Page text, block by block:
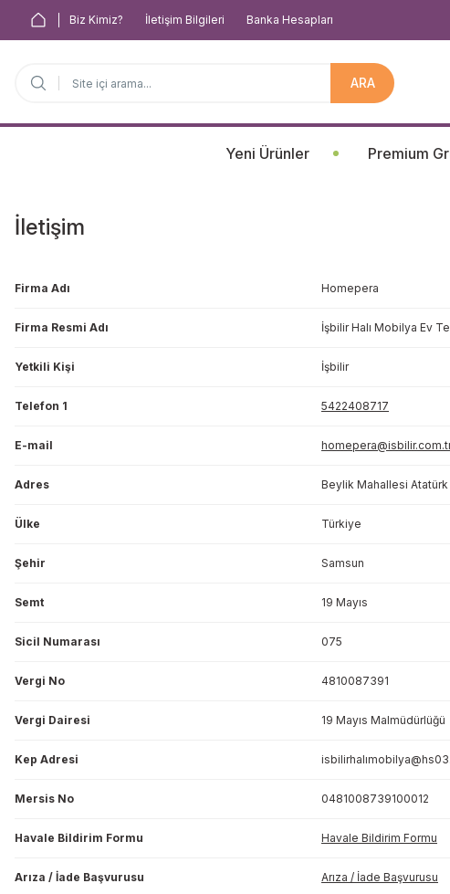
Biz Kimiz? İletişim Bilgileri Banka Hesapları
ARA
Yeni Ürünler Premium
İletişim
Firma Adı Homepera
Firma Resmi Adı İşbilir Halı Mobilya Ev
Yetkili Kişi İşbilir
Telefon 1 5422408717
E-mail
Adres Beylik Mahallesi Atatürk
Ülke Türkiye
Şehir Samsun
Semt 19 Mayıs
Sicil Numarası 075
Vergi No 4810087391
Vergi Dairesi 19 Mayıs Malmüdürlüğü
Kep Adresi
Mersis No 0481008739100012
Havale Bildirim Formu Havale Bildirim Formu
Arıza / İade Başvurusu Arıza / İade Başvurusu